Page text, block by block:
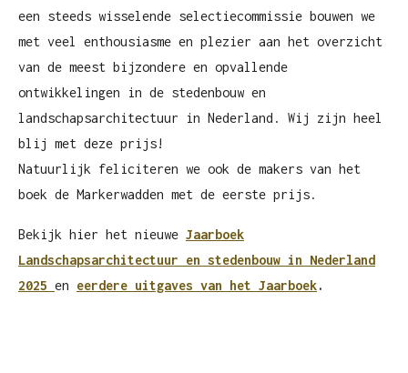
een steeds wisselende selectiecommissie bouwen we
met veel enthousiasme en plezier aan het overzicht
van de meest bijzondere en opvallende
ontwikkelingen in de stedenbouw en
landschapsarchitectuur in Nederland. Wij zijn heel
blij met deze prijs!
Natuurlijk feliciteren we ook de makers van het
boek de Markerwadden met de eerste prijs.
Bekijk hier het nieuwe Jaarboek
Landschapsarchitectuur en stedenbouw in Nederland
2025 en eerdere uitgaves van het Jaarboek.